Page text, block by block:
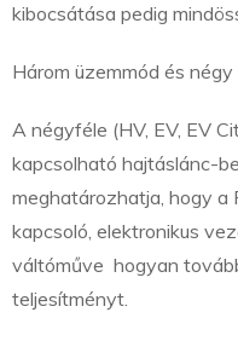
kibocsátása pedig
Három üzemmód és
A négyféle (HV, EV, EV
kapcsolható hajtáslánc-
meghatározhatja, hogy a
kapcsoló, elektronikus
váltóműve hogyan
teljesítményt.